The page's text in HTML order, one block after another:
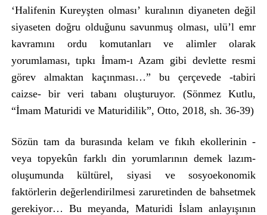
‘Halifenin Kureyşten olması’ kuralının diyaneten değil
siyaseten doğru olduğunu savunmuş olması, ulü’l emr
kavramını ordu komutanları ve alimler olarak
yorumlaması, tıpkı İmam-ı Azam gibi devlette resmi
görev almaktan kaçınması…” bu çerçevede -tabiri
caizse- bir veri tabanı oluşturuyor. (Sönmez Kutlu,
“İmam Maturidi ve Maturidilik”, Otto, 2018, sh. 36-39)
Sözün tam da burasında kelam ve fıkıh ekollerinin -
veya topyekûn farklı din yorumlarının demek lazım-
oluşumunda kültürel, siyasi ve sosyoekonomik
faktörlerin değerlendirilmesi zaruretinden de bahsetmek
gerekiyor… Bu meyanda, Maturidi İslam anlayışının